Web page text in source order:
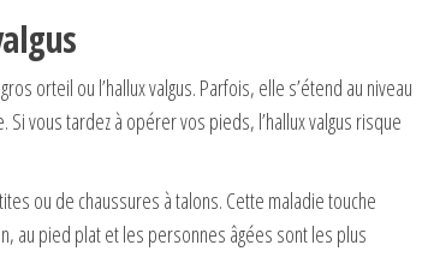
orteil ou l’hallux valgus. Parfois, elle s’étend au niveau
vous tardez à opérer vos pieds, l’hallux valgus risque
ou de chaussures à talons. Cette maladie touche
au pied plat et les personnes âgées sont les plus